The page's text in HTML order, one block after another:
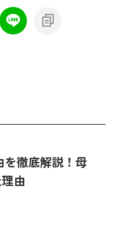
を徹底解説！母
由